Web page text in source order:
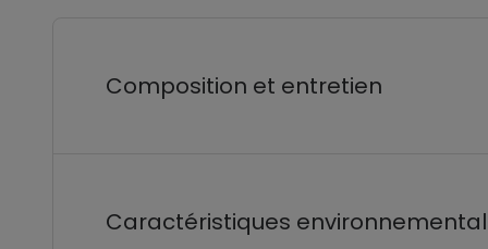
Composition et entretien
Caractéristiques